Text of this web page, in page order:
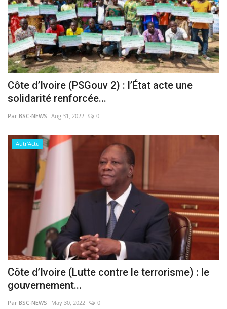
Côte d’Ivoire (PSGouv 2) : l’État acte une
solidarité renforcée...
Par BSC-NEWS Aug 31, 2022 0
Autr'Actu
Côte d’Ivoire (Lutte contre le terrorisme) : le
gouvernement...
Par BSC-NEWS May 30, 2022 0